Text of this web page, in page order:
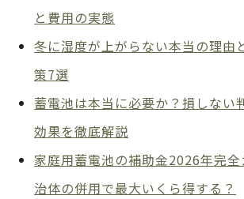
と費用の実態
冬に湿度が上がらない本当の理由
策7選
蓄電池は本当に必要か？損しない
効果を徹底解説
家庭用蓄電池の補助金2026年完
治体の併用で最大いくら得する？